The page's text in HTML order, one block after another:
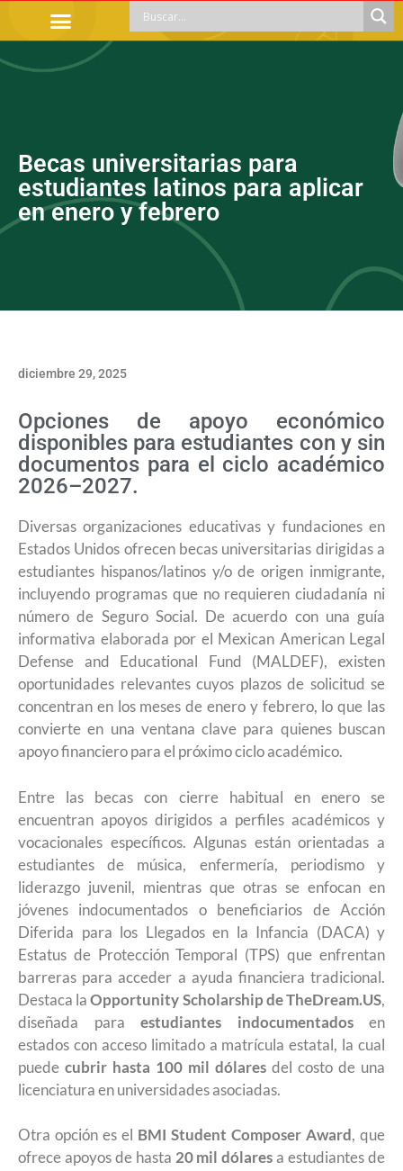
Becas universitarias para
estudiantes latinos para aplicar
en enero y febrero
diciembre 29, 2025
Opciones de apoyo económico
disponibles para estudiantes con y sin
documentos para el ciclo académico
2026–2027.
Diversas organizaciones educativas y fundaciones en
Estados Unidos ofrecen becas universitarias dirigidas a
estudiantes hispanos/latinos y/o de origen inmigrante,
incluyendo programas que no requieren ciudadanía ni
número de Seguro Social. De acuerdo con una guía
informativa elaborada por el Mexican American Legal
Defense and Educational Fund (MALDEF), existen
oportunidades relevantes cuyos plazos de solicitud se
concentran en los meses de enero y febrero, lo que las
convierte en una ventana clave para quienes buscan
apoyo financiero para el próximo ciclo académico.
Entre las becas con cierre habitual en enero se
encuentran apoyos dirigidos a perfiles académicos y
vocacionales específicos. Algunas están orientadas a
estudiantes de música, enfermería, periodismo y
liderazgo juvenil, mientras que otras se enfocan en
jóvenes indocumentados o beneficiarios de Acción
Diferida para los Llegados en la Infancia (DACA) y
Estatus de Protección Temporal (TPS) que enfrentan
barreras para acceder a ayuda financiera tradicional.
Destaca laOpportunity Scholarship de TheDream.US,
diseñada para estudiantes indocumentadosen
estados con acceso limitado a matrícula estatal, la cual
puede cubrir hasta 100 mil dólares del costo de una
licenciatura en universidades asociadas.
Otra opción es el BMI Student Composer Award, que
ofrece apoyos de hasta 20 mil dólares a estudiantes de